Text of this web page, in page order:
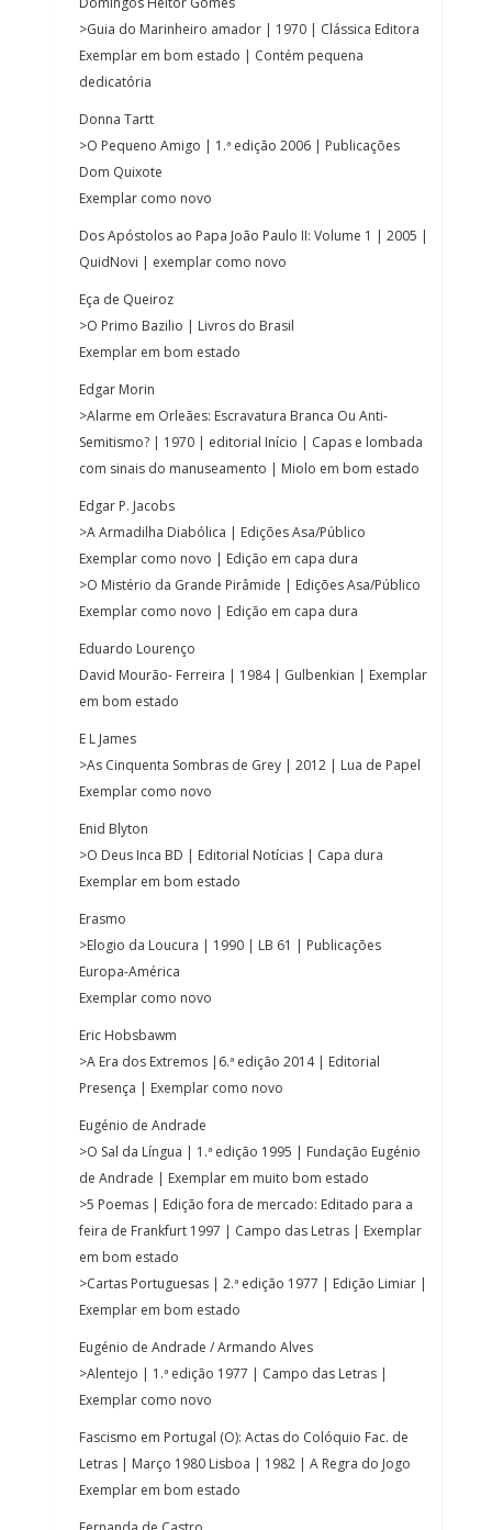
>Guia do Marinheiro amador | 1970 | Clássica Editora
Exemplar em bom estado | Contém pequena
dedicatória
Donna Tartt
>O Pequeno Amigo | 1.ª edição 2006 | Publicações
Dom Quixote
Exemplar como novo
Dos Apóstolos ao Papa João Paulo II: Volume 1 | 2005 |
QuidNovi | exemplar como novo
Eça de Queiroz
>O Primo Bazilio | Livros do Brasil
Exemplar em bom estado
Edgar Morin
>Alarme em Orleães: Escravatura Branca Ou Anti-
Semitismo? | 1970 | editorial Início | Capas e lombada
com sinais do manuseamento | Miolo em bom estado
Edgar P. Jacobs
>A Armadilha Diabólica | Edições Asa/Público
Exemplar como novo | Edição em capa dura
>O Mistério da Grande Pirâmide | Edições Asa/Público
Exemplar como novo | Edição em capa dura
Eduardo Lourenço
David Mourão- Ferreira | 1984 | Gulbenkian | Exemplar
em bom estado
E L James
>As Cinquenta Sombras de Grey | 2012 | Lua de Papel
Exemplar como novo
Enid Blyton
>O Deus Inca BD | Editorial Notícias | Capa dura
Exemplar em bom estado
Erasmo
>Elogio da Loucura | 1990 | LB 61 | Publicações
Europa-América
Exemplar como novo
Eric Hobsbawm
>A Era dos Extremos |6.ª edição 2014 | Editorial
Presença | Exemplar como novo
Eugénio de Andrade
>O Sal da Língua | 1.ª edição 1995 | Fundação Eugénio
de Andrade | Exemplar em muito bom estado
>5 Poemas | Edição fora de mercado: Editado para a
feira de Frankfurt 1997 | Campo das Letras | Exemplar
em bom estado
>Cartas Portuguesas | 2.ª edição 1977 | Edição Limiar |
Exemplar em bom estado
Eugénio de Andrade / Armando Alves
>Alentejo | 1.ª edição 1977 | Campo das Letras |
Exemplar como novo
Fascismo em Portugal (O): Actas do Colóquio Fac. de
Letras | Março 1980 Lisboa | 1982 | A Regra do Jogo
Exemplar em bom estado